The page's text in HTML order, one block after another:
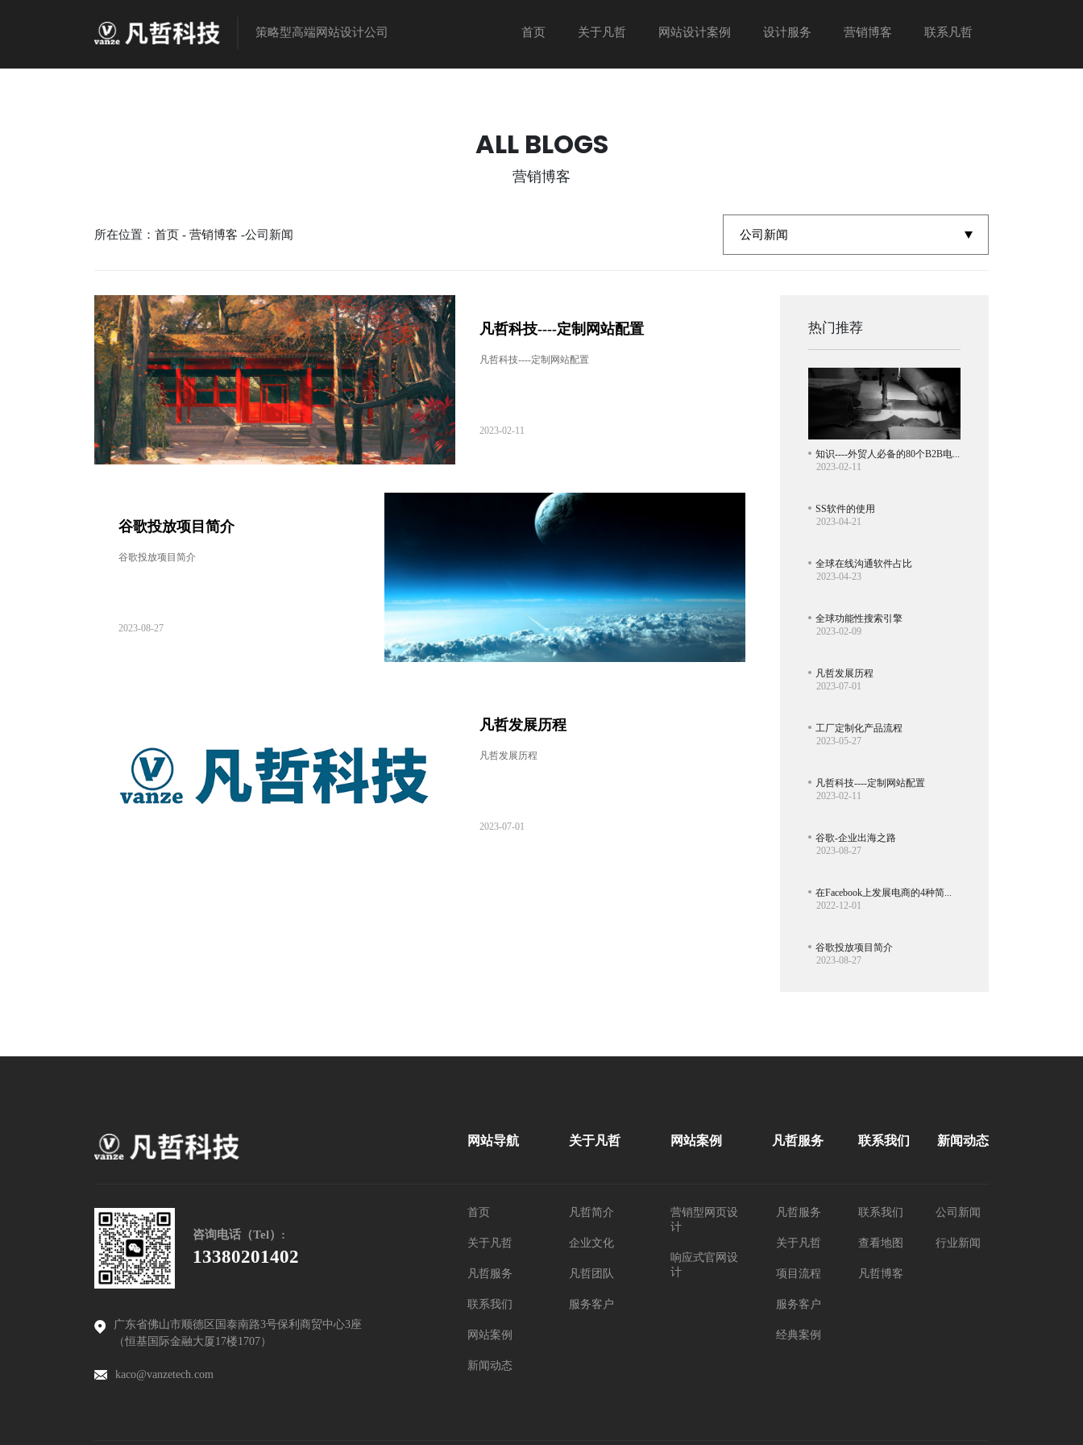
策略型高端网站设计公司 首页 关于凡哲 网站设计案例 设计服务 营销博客 联系凡哲
ALL BLOGS
营销博客
所在位置： 首页 - 营销博客 -公司新闻
凡哲科技----定制网站配置
凡哲科技----定制网站配置
2023-02-11
谷歌投放项目简介
谷歌投放项目简介
2023-08-27
凡哲发展历程
凡哲发展历程
2023-07-01
热门推荐
知识----外贸人必备的80个B2B电子商务网站
2023-02-11
SS软件的使用
2023-04-21
全球在线沟通软件占比
2023-04-23
全球功能性搜索引擎
2023-02-09
凡哲发展历程
2023-07-01
工厂定制化产品流程
2023-05-27
凡哲科技----定制网站配置
2023-02-11
谷歌-企业出海之路
2023-08-27
在Facebook上发展电商的4种简单方法
2022-12-01
谷歌投放项目简介
2023-08-27
咨询电话（Tel）:
13380201402
广东省佛山市顺德区国泰南路3号保利商贸中心3座
（恒基国际金融大厦17楼1707）
kaco@vanzetech.com
网站导航
首页
关于凡哲
凡哲服务
联系我们
网站案例
新闻动态
关于凡哲
凡哲简介
企业文化
凡哲团队
服务客户
网站案例
营销型网页设
计
响应式官网设
计
凡哲服务
凡哲服务
关于凡哲
项目流程
服务客户
经典案例
联系我们
联系我们
查看地图
凡哲博客
新闻动态
公司新闻
行业新闻